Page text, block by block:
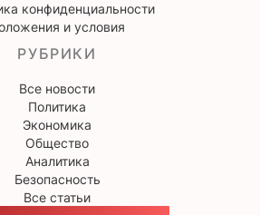
конфиденциальности
и условия
РУБРИКИ
Все новости
Политика
Экономика
Общество
Аналитика
Безопасность
Все статьи